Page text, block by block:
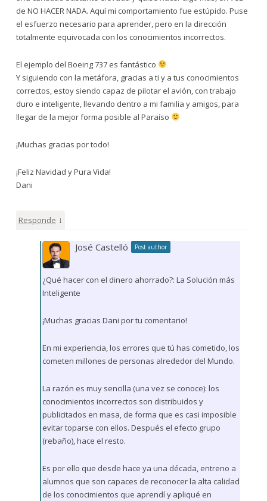
de NO HACER NADA. Aquí mi comportamiento fue estúpido. Puse
el esfuerzo necesario para aprender, pero en la dirección
totalmente equivocada con los conocimientos incorrectos.
El ejemplo del Boeing 737 es fantástico
Y siguiendo con la metáfora, gracias a ti y a tus conocimientos
correctos, estoy siendo capaz de pilotar el avión, con trabajo
duro e inteligente, llevando dentro a mi familia y amigos, para
llegar de la mejor forma posible al Paraíso
¡Muchas gracias por todo!
¡Feliz Navidad y Pura Vida!
Dani
Responde ↓
José Castelló Post author
¿Qué hacer con el dinero ahorrado?: La Solución más
Inteligente
¡Muchas gracias Dani por tu comentario!
En mi experiencia, los errores que tú has cometido, los
cometen millones de personas alrededor del Mundo.
La razón es muy sencilla (una vez se conoce): los
conocimientos incorrectos son distribuidos y
publicitados en masa, de forma que es casi imposible
evitar toparse con ellos. Después el efecto grupo
(rebaño), hace el resto.
Es por ello que desde hace ya una década, entreno a
alumnos que son capaces de reconocer la alta calidad
de los conocimientos que aprendí y apliqué en